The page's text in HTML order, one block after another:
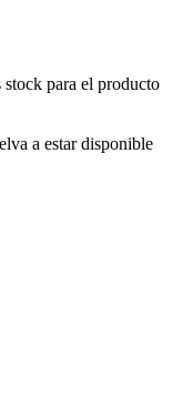
stock para el producto
a estar disponible